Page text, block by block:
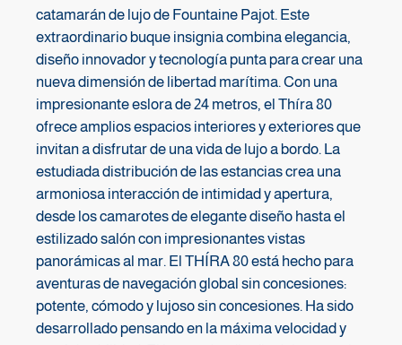
catamarán de lujo de Fountaine Pajot. Este
extraordinario buque insignia combina elegancia,
diseño innovador y tecnología punta para crear una
nueva dimensión de libertad marítima. Con una
impresionante eslora de 24 metros, el Thíra 80
ofrece amplios espacios interiores y exteriores que
invitan a disfrutar de una vida de lujo a bordo. La
estudiada distribución de las estancias crea una
armoniosa interacción de intimidad y apertura,
desde los camarotes de elegante diseño hasta el
estilizado salón con impresionantes vistas
panorámicas al mar. El THÍRA 80 está hecho para
aventuras de navegación global sin concesiones:
potente, cómodo y lujoso sin concesiones. Ha sido
desarrollado pensando en la máxima velocidad y